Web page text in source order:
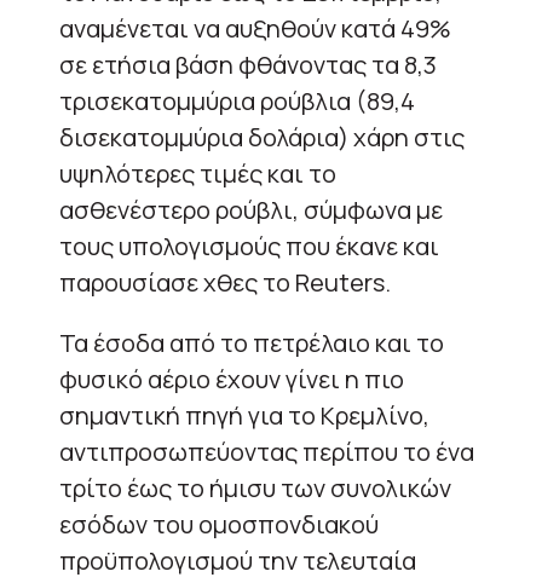
αναμένεται να αυξηθούν κατά 49%
σε ετήσια βάση φθάνοντας τα 8,3
τρισεκατομμύρια ρούβλια (89,4
δισεκατομμύρια δολάρια) χάρη στις
υψηλότερες τιμές και το
ασθενέστερο ρούβλι, σύμφωνα με
τους υπολογισμούς που έκανε και
παρουσίασε χθες το Reuters.
Τα έσοδα από το πετρέλαιο και το
φυσικό αέριο έχουν γίνει η πιο
σημαντική πηγή για το Κρεμλίνο,
αντιπροσωπεύοντας περίπου το ένα
τρίτο έως το ήμισυ των συνολικών
εσόδων του ομοσπονδιακού
προϋπολογισμού την τελευταία